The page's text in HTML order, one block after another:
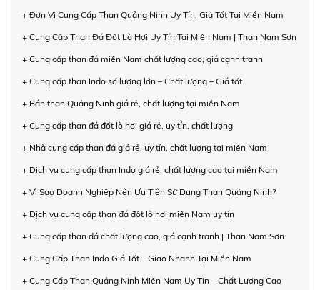
+ Đơn Vị Cung Cấp Than Quảng Ninh Uy Tín, Giá Tốt Tại Miền Nam
+ Cung Cấp Than Đá Đốt Lò Hơi Uy Tín Tại Miền Nam | Than Nam Sơn
+ Cung cấp than đá miền Nam chất lượng cao, giá cạnh tranh
+ Cung cấp than Indo số lượng lớn – Chất lượng – Giá tốt
+ Bán than Quảng Ninh giá rẻ, chất lượng tại miền Nam
+ Cung cấp than đá đốt lò hơi giá rẻ, uy tín, chất lượng
+ Nhà cung cấp than đá giá rẻ, uy tín, chất lượng tại miền Nam
+ Dịch vụ cung cấp than Indo giá rẻ, chất lượng cao tại miền Nam
+ Vì Sao Doanh Nghiệp Nên Ưu Tiên Sử Dụng Than Quảng Ninh?
+ Dịch vụ cung cấp than đá đốt lò hơi miền Nam uy tín
+ Cung cấp than đá chất lượng cao, giá cạnh tranh | Than Nam Sơn
+ Cung Cấp Than Indo Giá Tốt – Giao Nhanh Tại Miền Nam
+ Cung Cấp Than Quảng Ninh Miền Nam Uy Tín – Chất Lượng Cao